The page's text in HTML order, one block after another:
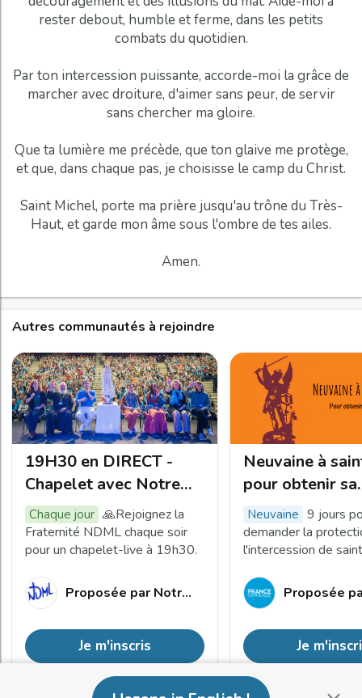
rester debout, humble et ferme, dans les petits
combats du quotidien.
Par ton intercession puissante, accorde-moi la grâce de
marcher avec droiture, d'aimer sans peur, de servir
sans chercher ma gloire.
Que ta lumière me précède, que ton glaive me protège,
et que, dans chaque pas, je choisisse le camp du Christ.
Saint Michel, porte ma prière jusqu'au trône du Très-
Haut, et garde mon âme sous l'ombre de tes ailes.
Autres communautés à rejoindre
19H30 en DIRECT -
Chapelet avec Notre
Dame Mère de la
Lumière
Chaque jour 🙏Rejoignez la
Fraternité NDML chaque soir
pour un chapelet-live à 19h30.
Proposée par Notre Dame Mère de la Lumière
Je m'inscris
Neuvaine à
pour obtenir sa
protection
neuvaine 9 jours
demander la
l'intercession de
défende contre le
protège l'Eglise et
Proposée
Je